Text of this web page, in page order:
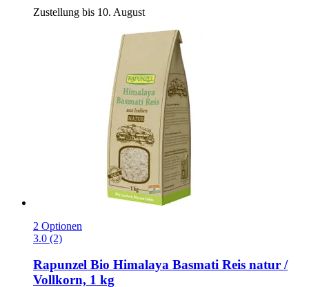
Zustellung bis 10. August
2 Optionen
3.0 (2)
Rapunzel Bio Himalaya Basmati Reis natur /
Vollkorn, 1 kg